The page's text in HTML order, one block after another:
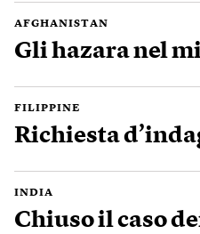
AFGHANISTAN
Gli hazara nel
FILIPPINE
Richiesta
INDIA
Chiuso il caso